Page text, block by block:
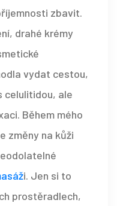
zbavit.
drahé krémy
vydat cestou,
celulitidou, ale
Během mého
změny na kůži
i. Jen si to
prostěradlech,